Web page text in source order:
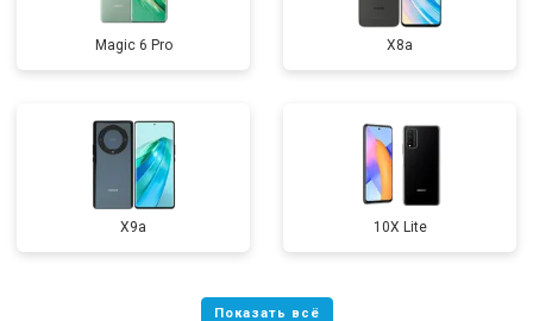
Magic 6 Pro X8a
X9a 10X Lite